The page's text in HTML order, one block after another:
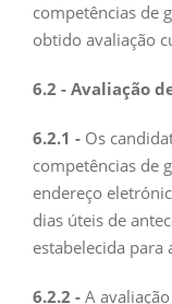
competências de
obtido avaliação
6.2 - Avaliação
6.2.1 - Os
competências de
endereço
dias úteis de
estabelecida para
6.2.2 - A